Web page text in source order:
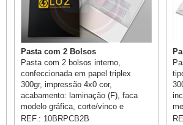
Pasta com 2 Bolsos
Pasta com 2 bolsos interno,
confeccionada em papel triplex
300gr, impressão 4x0 cor,
acabamento: laminação (F), faca
modelo gráfica, corte/vinco e
colagem,...
REF.: 10BRPCB2B